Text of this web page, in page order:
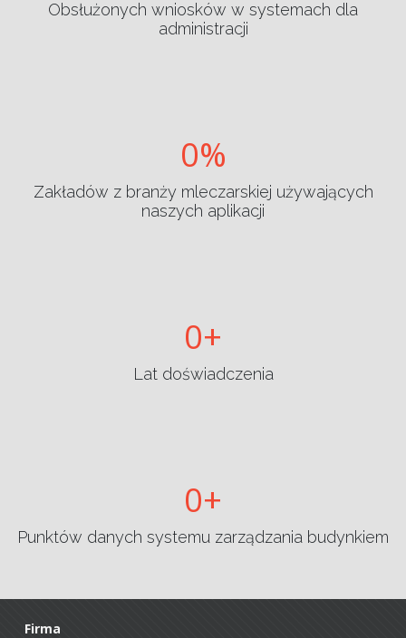
Obsłużonych wniosków w systemach dla
administracji
0
Zakładów z branży mleczarskiej używających
naszych aplikacji
0
Lat doświadczenia
0
Punktów danych systemu zarządzania budynkiem
Firma